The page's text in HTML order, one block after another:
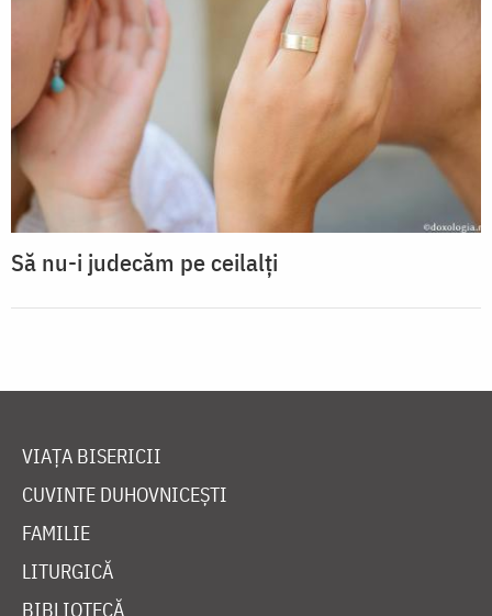
Să nu-i judecăm pe ceilalți
VIAȚA BISERICII
CUVINTE DUHOVNICEȘTI
FAMILIE
LITURGICĂ
BIBLIOTECĂ